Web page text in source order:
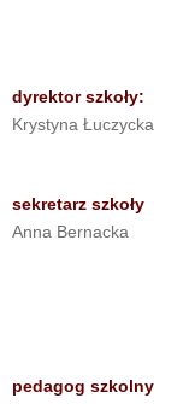
dyrektor szkoły:
Krystyna Łuczycka
sekretarz szkoły
Anna Bernacka
pedagog szkolny